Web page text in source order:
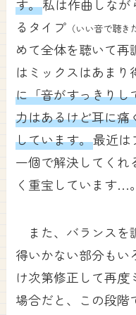
す。私は作曲しな
るタイプ （いい音で聴き
めて全体を聴いて再
はミックスはあま
に「音がすっきりし
力はあるけど耳に痛
しています。最近は
一個で解決してくれ
く重宝しています…。
また、バランスを
得いかない部分もい
け次第修正して再
場合だと、この段階